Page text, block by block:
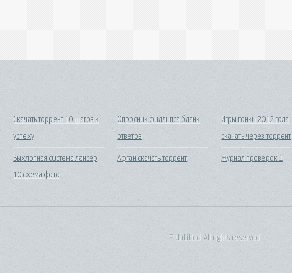
Скачать торрент 10 шагов к
успеху
Выхлопная система лансер
10 схема фото
Опросник филлипса бланк
ответов
Афган скачать торрент
Игры гонки 2012 года
скачать через торрент
Журнал проверок 1
© Untitled. All rights reserved.